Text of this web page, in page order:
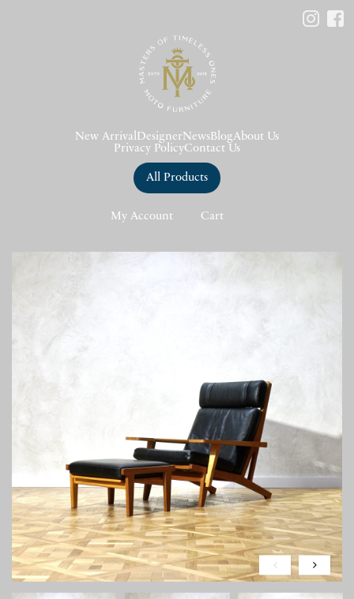
New Arrival DesignerNews BlogAbout Us
Privacy PolicyContact Us
All Products
My Account Cart